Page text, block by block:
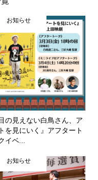
お知らせ
目の見えない白鳥さん、ア
を見にいく』アフタート
イベ...
お知らせ